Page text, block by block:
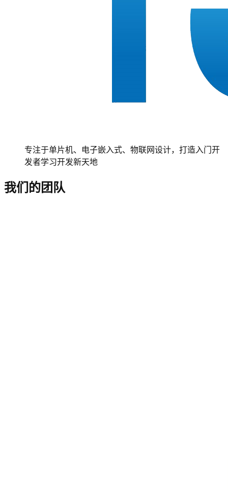
专注于单片机、电子嵌入式、物联网设计，打造入门开
发者学习开发新天地
我们的团队